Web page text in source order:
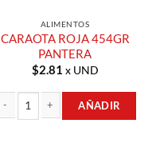
ALIMENTOS
CARAOTA ROJA 454GR
PANTERA
$2.81 x UND
AÑADIR